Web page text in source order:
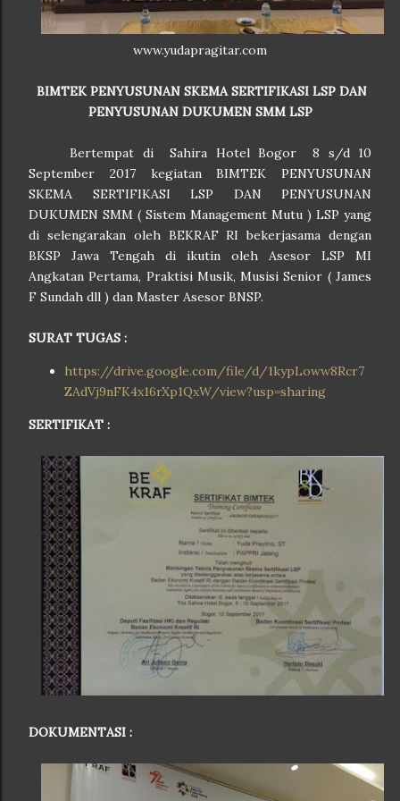
www.yudapragitar.com
BIMTEK PENYUSUNAN SKEMA SERTIFIKASI LSP DAN
PENYUSUNAN DUKUMEN SMM LSP
Bertempat di Sahira Hotel Bogor 8 s/d 10
September 2017 kegiatanBIMTEK PENYUSUNAN
SKEMA SERTIFIKASI LSP DAN PENYUSUNAN
DUKUMEN SMM ( Sistem Management Mutu ) LSP yang
di selengarakan oleh BEKRAF RI bekerjasama dengan
BKSP Jawa Tengah di ikutin oleh Asesor LSP MI
Angkatan Pertama, Praktisi Musik, Musisi Senior ( James
F Sundah dll ) dan Master Asesor BNSP.
SURAT TUGAS :
https://drive.google.com/file/d/1kypLoww8Rcr7
ZAdVj9nFK4x16rXp1QxW/view?usp=sharing
SERTIFIKAT :
DOKUMENTASI :